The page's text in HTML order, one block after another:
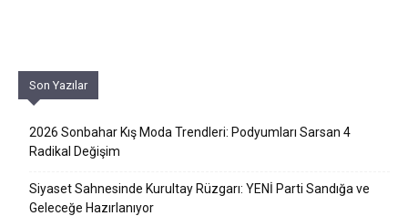
Son Yazılar
2026 Sonbahar Kış Moda Trendleri: Podyumları Sarsan 4
Radikal Değişim
Siyaset Sahnesinde Kurultay Rüzgarı: YENİ Parti Sandığa ve
Geleceğe Hazırlanıyor